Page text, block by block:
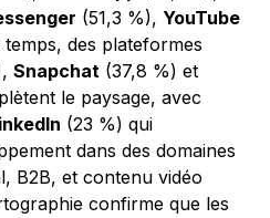
(51,3 %), YouTube
des plateformes
Snapchat (37,8 %) et
le paysage, avec
(23 %) qui
dans des domaines
B2B, et contenu vidéo
confirme que les